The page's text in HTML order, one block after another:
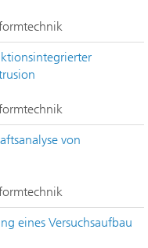
von
eines Versuchsaufbau